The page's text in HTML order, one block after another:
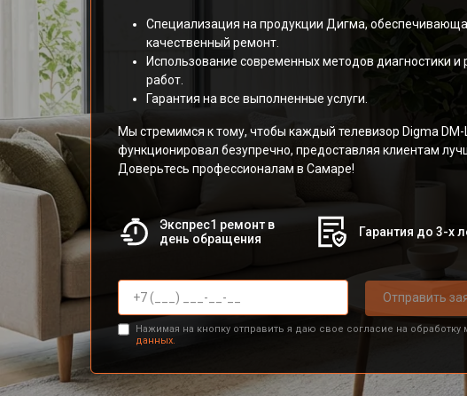
Специализация на продукции Дигма,
качественный ремонт.
Использование современных методов диагностики и
работ.
Гарантия на все выполненные услуги.
Мы стремимся к тому, чтобы каждый телевизор Digma DM-
функционировал безупречно, предоставляя клиентам
Доверьтесь профессионалам в Самаре!
Экспрес1 ремонт в
день обращения
Гарантия до 3-х
Отправить
Нажимая на кнопку отправить я даю свое согласие на обработку
данных.